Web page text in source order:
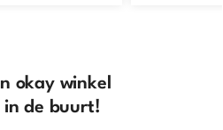
okay winkel
in de buurt!